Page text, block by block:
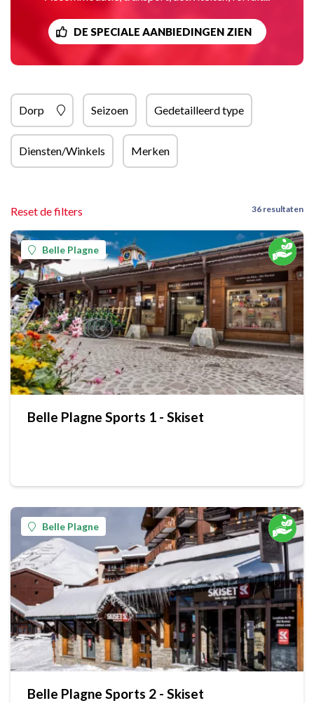
DE SPECIALE AANBIEDINGEN ZIEN
Dorp Seizoen Gedetailleerd type
Diensten/Winkels Merken
Reset de filters 36 resultaten
Belle Plagne
Belle Plagne Sports 1 - Skiset
Belle Plagne
Belle Plagne Sports 2 - Skiset